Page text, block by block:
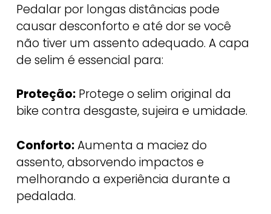
Pedalar por longas distâncias pode
causar desconforto e até dor se você
não tiver um assento adequado. A capa
de selim é essencial para:
Proteção:Protege o selim original da
bike contra desgaste, sujeira e umidade.
Conforto:Aumenta a maciez do
assento, absorvendo impactos e
melhorando a experiência durante a
pedalada.